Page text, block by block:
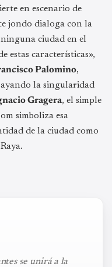
en escenario de
jondo dialoga con la
ciudad en el
estas características»,
Palomino,
la singularidad
Gragera, el simple
simboliza esa
de la ciudad como
se unirá a la